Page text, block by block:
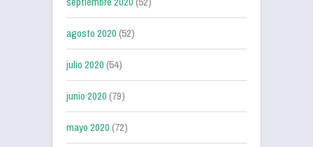
agosto 2020(52)
julio 2020(54)
junio 2020(79)
mayo 2020(72)